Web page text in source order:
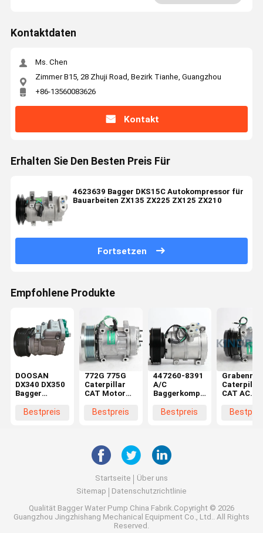
Kontaktdaten
Ms. Chen
Zimmer B15, 28 Zhuji Road, Bezirk Tianhe, Guangzhou
+86-13560083626
Kontakt
Erhalten Sie Den Besten Preis Für
4623639 Bagger DKS15C Autokompressor für
Bauarbeiten ZX135 ZX225 ZX125 ZX210
Fortsetzen
Empfohlene Produkte
DOOSAN
DX340 DX350
Bagger
Nachschubkompressor
Bestpreis
772G 775G
Caterpillar
CAT Motor
Teile 582-
Bestpreis
447260-8391
A/C
Baggerkompressor
dieBestpreis
Caterpillar
CAT AC
308C 308D
Startseite
Über uns
Sitemap
Datenschutzrichtlinie
Qualität Bagger Water Pump China Fabrik.Copyright © 2026
Guangzhou Jingzhishang Mechanical Equipment Co., Ltd.. All Rights
Reserved.